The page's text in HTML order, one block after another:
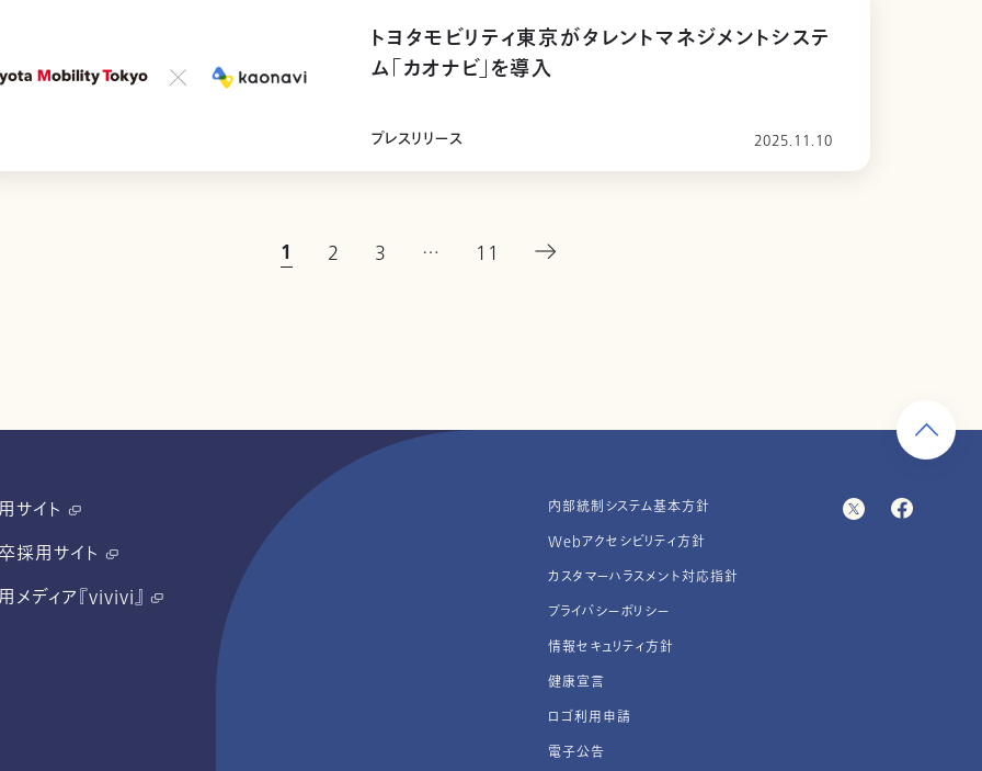
トヨタモビリティ東京がタレントマネジメントシステ
ム「カオナビ」を導入
プレスリリース 2025.11.10
1 2 3 … 11
サイト
採用サイト
メディア『vivivi』
内部統制システム基本方針
Webアクセシビリティ方針
カスタマーハラスメント対応指針
プライバシーポリシー
情報セキュリティ方針
健康宣言
ロゴ利用申請
電子公告